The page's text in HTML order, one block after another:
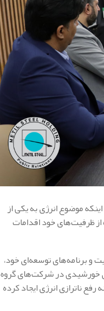
موضوع انرژی به یکی از
ظرفیت‌های خود اقدامات
و برنامه‌های توسعه‌ای خود،
خورشیدی در شرکت‌های گروه
ناترازی انرژی ایجاد کرده